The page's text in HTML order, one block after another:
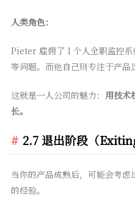
人类角色：
Pieter 雇佣了 1 个人全职监控
等问题。而他自己则专注于产品
这就是一人公司的魅力： 用技术
长。
2.7 退出阶段（
当你的产品成熟后，可能会考
的经验。